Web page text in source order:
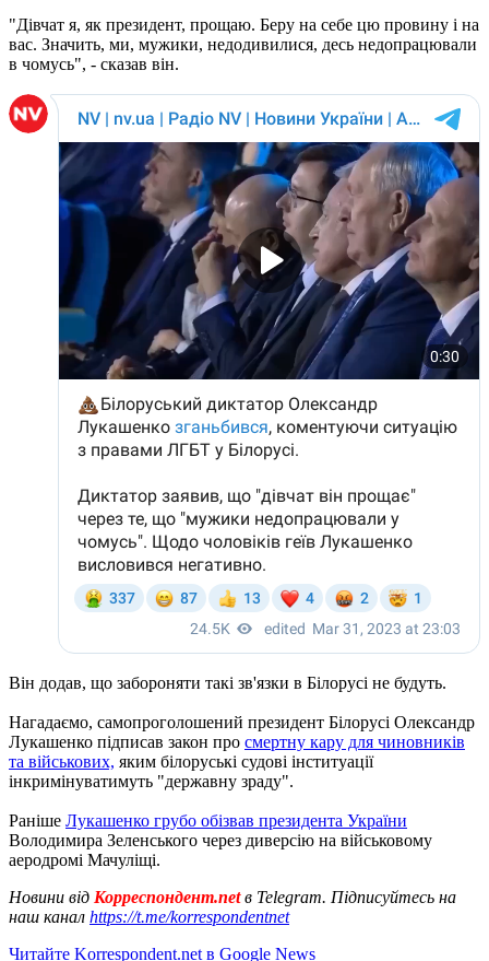
"Дівчат я, як президент, прощаю. Беру на себе цю провину і на
вас. Значить, ми, мужики, недодивилися, десь недопрацювали
в чомусь", - сказав він.
Він додав, що забороняти такі зв'язки в Білорусі не будуть.
Нагадаємо, самопроголошений президент Білорусі Олександр
Лукашенко підписав закон про смертну кару для чиновників
та військових, яким білоруські судові інституації
інкримінуватимуть "державну зраду".
Раніше Лукашенко грубо обізвав президента України
Володимира Зеленського через диверсію на військовому
аеродромі Мачуліщі.
Новини від Корреспондент.netв Telegram. Підписуйтесь на
наш канал https://t.me/korrespondentnet
Читайте Korrespondent.net в Google News